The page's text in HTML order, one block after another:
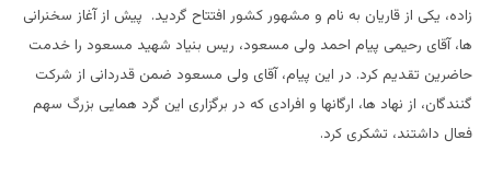
زاده، یکی از قاریان به نام و مشهور کشور افتتاح گردید. پیش از آغاز سخنرانی
ها، آقای رحیمی پیام احمد ولی مسعود، ریس بنیاد شهید مسعود را خدمت
حاضرین تقدیم کرد. در این پیام، آقای ولی مسعود ضمن قدردانی از شرکت
گنندگان، از نهاد ها، ارگانها و افرادی که در برگزاری این گرد همایی بزرگ سهم
فعال داشتند، تشکری کرد.